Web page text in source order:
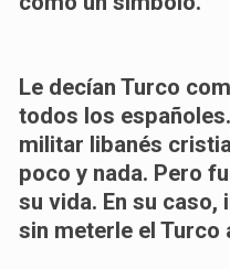
Le decían Turco
todos los
militar libanés
poco y nada. Pero
su vida. En su
sin meterle el Turco